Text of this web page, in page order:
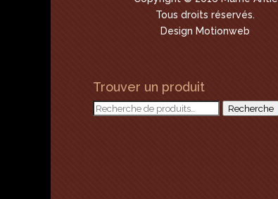
Tous droits réservés.
Design Motionweb
Trouver un produit
Recherche
Recherche